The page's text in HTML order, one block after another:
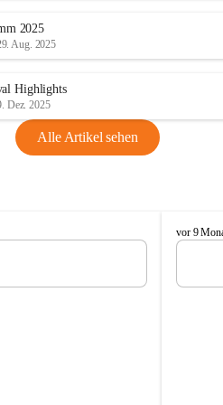
2025
Aug. 2025
Highlights
Dez. 2025
Alle Artikel sehen
C
e
l
vor 9